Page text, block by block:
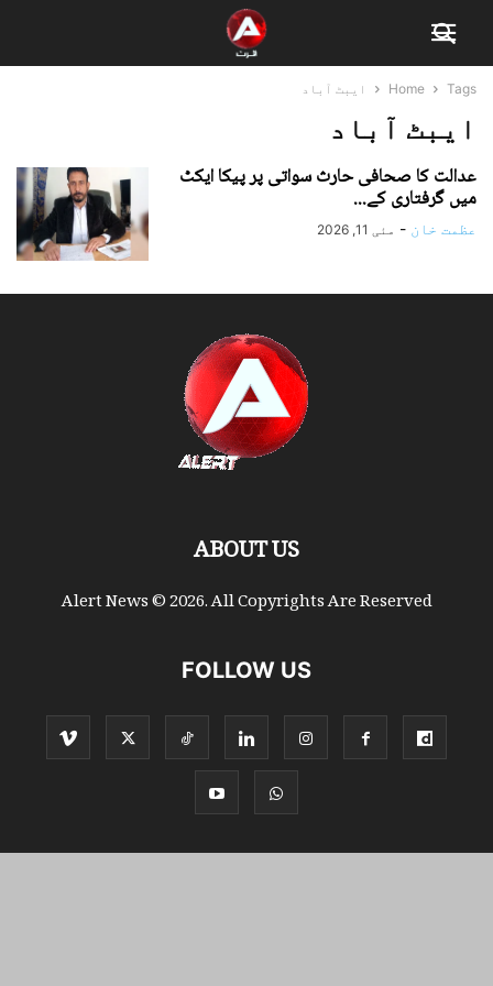
Home Tags ایبٹ آباد
ایبٹ آباد
عدالت کا صحافی حارث سواتی پر پیکا ایکٹ
میں گرفتاری کے...
عظمت خان - مئی 11, 2026
ABOUT US
Alert News © 2026. All Copyrights Are Reserved
FOLLOW US